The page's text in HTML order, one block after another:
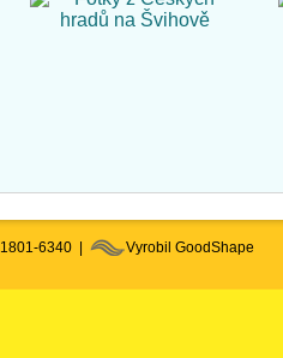
1801-6340 | Vyrobil GoodShape